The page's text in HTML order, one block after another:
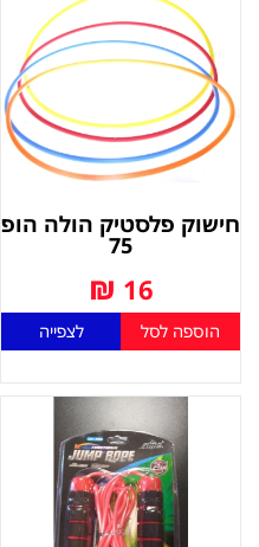
חישוק פלסטיק הולה הופ
75
16
₪
הוספה לסל לצפייה